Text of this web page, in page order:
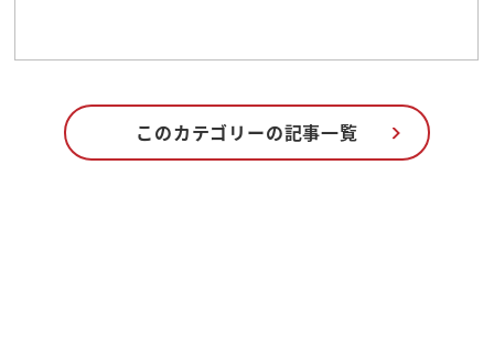
このカテゴリーの記事一覧